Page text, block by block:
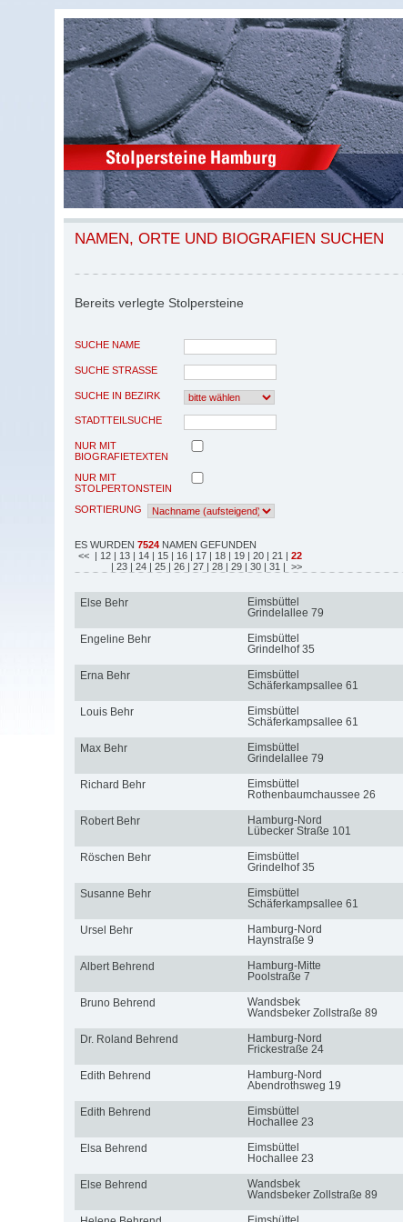
NAMEN, ORTE UND BIOGRAFIEN SUCHEN
Bereits verlegte Stolpersteine
SUCHE NAME
SUCHE STRASSE
SUCHE IN BEZIRK
STADTTEILSUCHE
NUR MIT
BIOGRAFIETEXTEN
NUR MIT
STOLPERTONSTEIN
SORTIERUNG
ES WURDEN 7524 NAMEN GEFUNDEN
<< | 12 | 13 | 14 | 15 | 16 | 17 | 18 | 19 | 20 | 21 | 22
| 23 | 24 | 25 | 26 | 27 | 28 | 29 | 30 | 31 | >>
Else Behr
Eimsbüttel
Grindelallee 79
Engeline Behr
Eimsbüttel
Grindelhof 35
Erna Behr
Eimsbüttel
Schäferkampsallee 61
Louis Behr
Eimsbüttel
Schäferkampsallee 61
Max Behr
Eimsbüttel
Grindelallee 79
Richard Behr
Eimsbüttel
Rothenbaumchaussee 26
Robert Behr
Hamburg-Nord
Lübecker Straße 101
Röschen Behr
Eimsbüttel
Grindelhof 35
Susanne Behr
Eimsbüttel
Schäferkampsallee 61
Ursel Behr
Hamburg-Nord
Haynstraße 9
Albert Behrend
Hamburg-Mitte
Poolstraße 7
Bruno Behrend
Wandsbek
Wandsbeker Zollstraße 89
Dr. Roland Behrend
Hamburg-Nord
Frickestraße 24
Edith Behrend
Hamburg-Nord
Abendrothsweg 19
Edith Behrend
Eimsbüttel
Hochallee 23
Elsa Behrend
Eimsbüttel
Hochallee 23
Else Behrend
Wandsbek
Wandsbeker Zollstraße 89